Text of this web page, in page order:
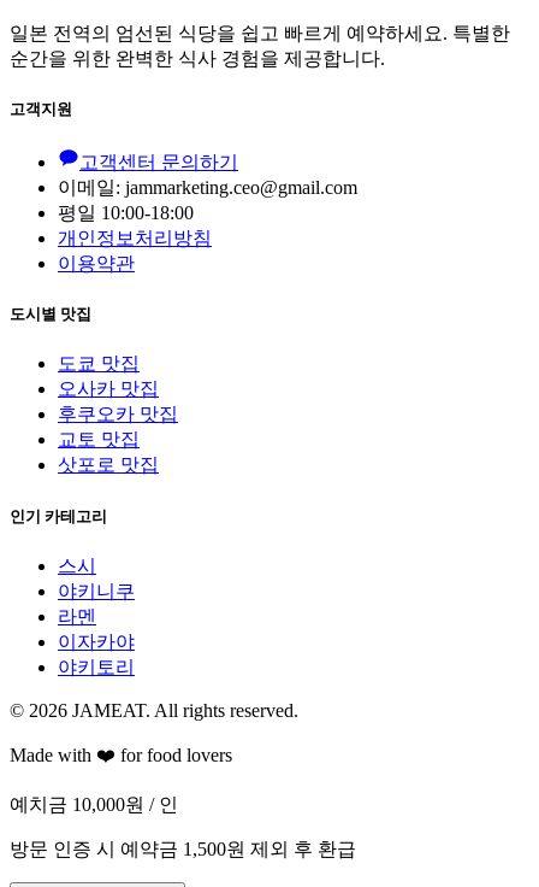
일본 전역의 엄선된 식당을 쉽고 빠르게 예약하세요. 특별한
순간을 위한 완벽한 식사 경험을 제공합니다.
고객지원
고객센터 문의하기
이메일: jammarketing.ceo@gmail.com
평일 10:00-18:00
개인정보처리방침
이용약관
도시별 맛집
도쿄 맛집
오사카 맛집
후쿠오카 맛집
교토 맛집
삿포로 맛집
인기 카테고리
스시
야키니쿠
라멘
이자카야
야키토리
© 2026 JAMEAT. All rights reserved.
Made with ❤️ for food lovers
예치금 10,000원 / 인
방문 인증 시 예약금 1,500원 제외 후 환급